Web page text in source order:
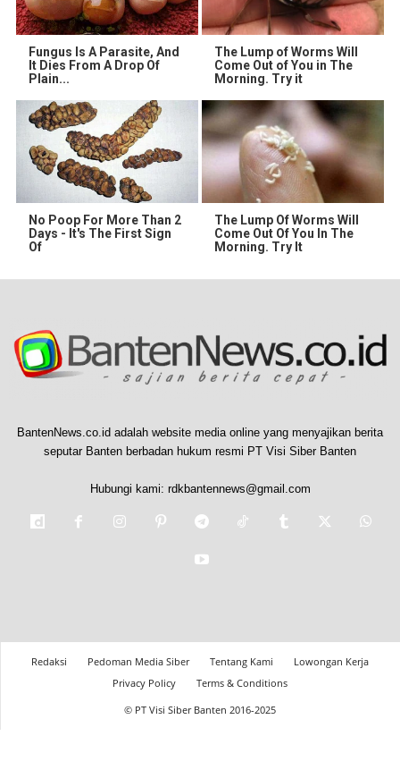
Fungus Is A Parasite, And
It Dies From A Drop Of
Plain...
The Lump of Worms Will
Come Out of You in The
Morning. Try it
No Poop For More Than 2
Days - It's The First Sign
Of
The Lump Of Worms Will
Come Out Of You In The
Morning. Try It
BantenNews.co.id adalah website media online yang menyajikan berita
seputar Banten berbadan hukum resmi PT Visi Siber Banten
Hubungi kami: rdkbantennews@gmail.com
Redaksi Pedoman Media Siber Tentang Kami
Lowongan Kerja
Privacy Policy
Terms & Conditions
© PT Visi Siber Banten 2016-2025